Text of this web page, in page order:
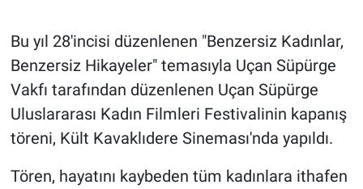
Bu yıl 28'incisi düzenlenen "Benzersiz Kadınlar,
Benzersiz Hikayeler" temasıyla Uçan Süpürge
Vakfı tarafından düzenlenen Uçan Süpürge
Uluslararası Kadın Filmleri Festivalinin kapanış
töreni, Kült Kavaklıdere Sineması'nda yapıldı.
Tören, hayatını kaybeden tüm kadınlara ithafen
Günün görüntüsü
Haber
İlan